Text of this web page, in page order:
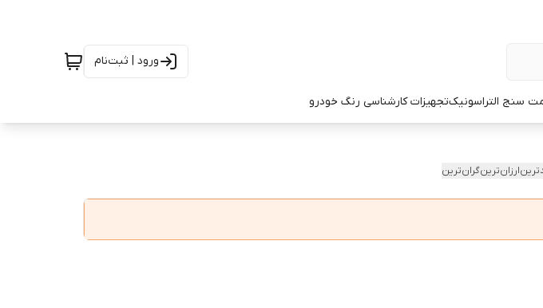
ورود | ثبت‌نام
سنج التراسونیکتجهیزات کارشناسی رنگ خودرو
ارزان‌ترینگران‌ترین